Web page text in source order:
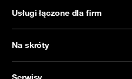
Usługi łączone dla firm
Na skróty